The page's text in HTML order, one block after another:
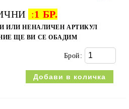
:1 БР.
ИЛИ НЕНАЛИЧЕН АРТИКУЛ
ЩЕ ВИ СЕ ОБАДИМ
Брой: